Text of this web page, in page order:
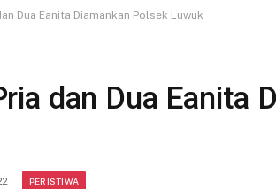
Dua Eanita Diamankan Polsek Luwuk
dan Dua Eanita
PERISTIWA